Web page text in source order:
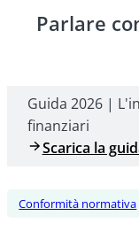
Parlare
Guida 2026 |
finanziari
Scarica la
Conformità normativa